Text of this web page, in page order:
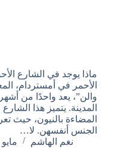
ماذا يوجد في الشارع
الأحمر في أمستردام،
والن”، يعد واحدًا من
المدينة. يتميز هذا
المضاءة بالنيون، حيث
الجنس أنفسهن. لا…
نغم الهاشم
مايو 19, 2024